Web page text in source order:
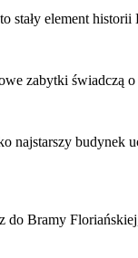
stały element
zabytki świadczą
najstarszy
Bramy